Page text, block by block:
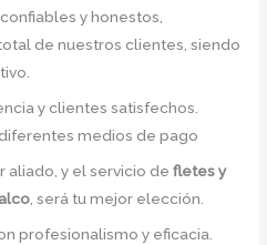
y honestos,
de nuestros clientes, siendo
y clientes satisfechos.
medios de pago
aliado, y el servicio defletes y
, será tu mejor elección.
profesionalismo y eficacia.